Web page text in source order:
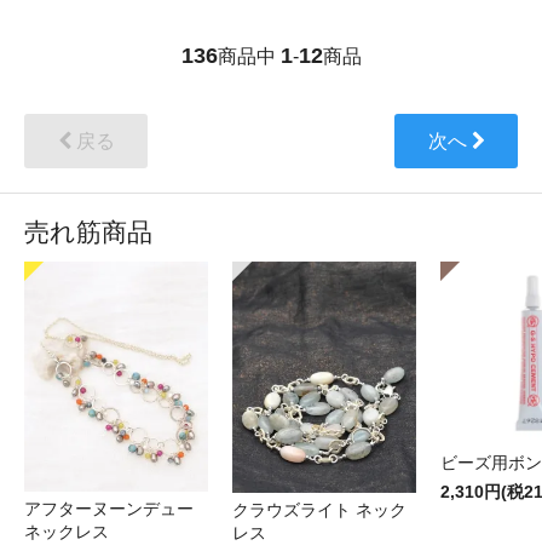
136商品中 1-12商品
戻る 次へ
売れ筋商品
アフターヌーンデュー
ネックレス
クラウズライト ネック
レス
ビーズ用ボ
2,310円(税